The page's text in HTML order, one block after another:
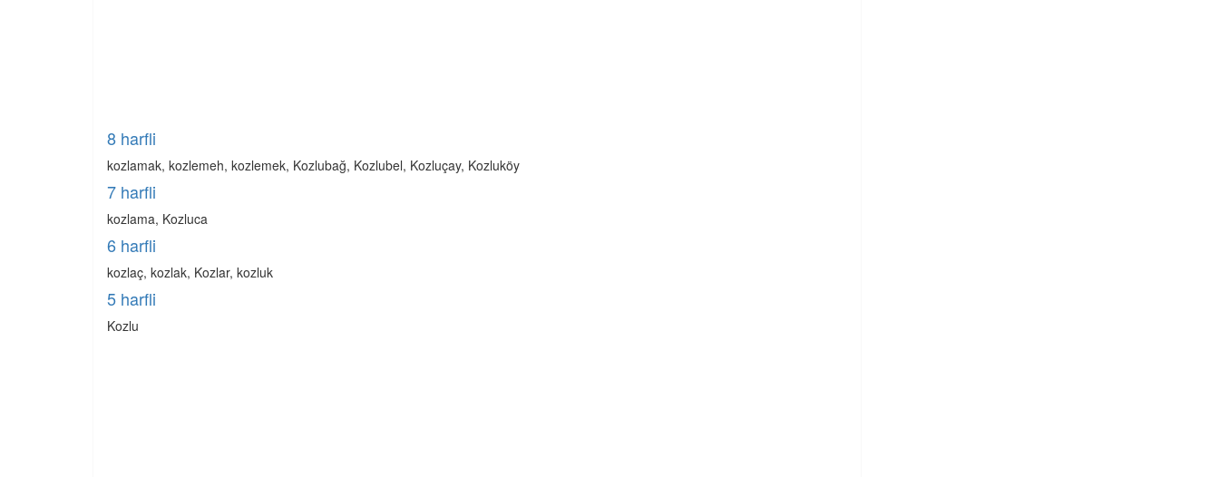
8 harfli
kozlamak, kozlemeh, kozlemek, Kozlubağ, Kozlubel, Kozluçay, Kozluköy
7 harfli
kozlama, Kozluca
6 harfli
kozlaç, kozlak, Kozlar, kozluk
5 harfli
Kozlu